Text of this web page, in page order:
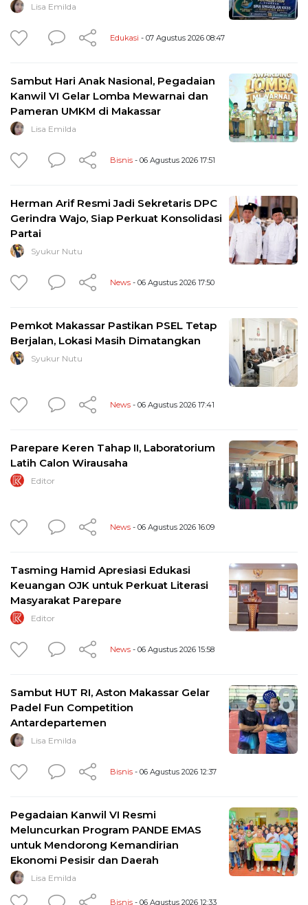
Lisa Emilda
Edukasi - 07 Agustus 2026 08:47
Sambut Hari Anak Nasional, Pegadaian
Kanwil VI Gelar Lomba Mewarnai dan
Pameran UMKM di Makassar
Lisa Emilda
Bisnis - 06 Agustus 2026 17:51
Herman Arif Resmi Jadi Sekretaris DPC
Gerindra Wajo, Siap Perkuat Konsolidasi
Partai
Syukur Nutu
News - 06 Agustus 2026 17:50
Pemkot Makassar Pastikan PSEL Tetap
Berjalan, Lokasi Masih Dimatangkan
Syukur Nutu
News - 06 Agustus 2026 17:41
Parepare Keren Tahap II, Laboratorium
Latih Calon Wirausaha
Editor
News - 06 Agustus 2026 16:09
Tasming Hamid Apresiasi Edukasi
Keuangan OJK untuk Perkuat Literasi
Masyarakat Parepare
Editor
News - 06 Agustus 2026 15:58
Sambut HUT RI, Aston Makassar Gelar
Padel Fun Competition
Antardepartemen
Lisa Emilda
Bisnis - 06 Agustus 2026 12:37
Pegadaian Kanwil VI Resmi
Meluncurkan Program PANDE EMAS
untuk Mendorong Kemandirian
Ekonomi Pesisir dan Daerah
Lisa Emilda
Bisnis - 06 Agustus 2026 12:33